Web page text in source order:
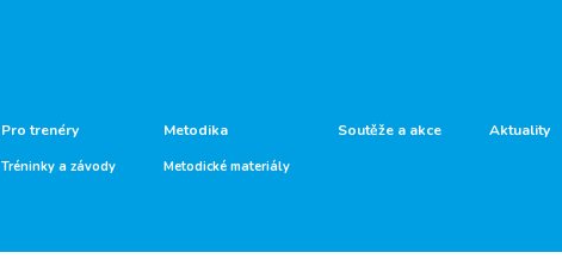
Pro trenéry
Tréninky a závody
Metodika
Metodické materiály
Soutěže a akce Aktuality